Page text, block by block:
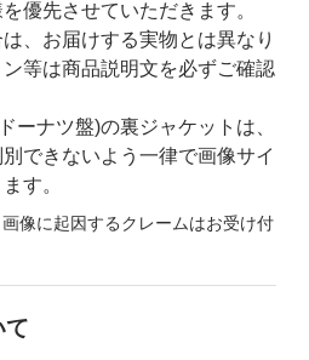
優先させていただきます。
、お届けする実物とは異なり
等は商品説明文を必ずご確認
ーナツ盤)の裏ジャケットは、
できないよう一律で画像サイ
す。
像に起因するクレームはお受け付
て